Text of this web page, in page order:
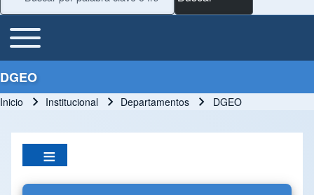
Main Menu
Toggle main menu
DGEO
Inicio Institucional Departamentos DGEO